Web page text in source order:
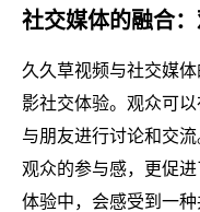
社交媒体的融合
久久草视频与社交媒
影社交体验。观众可
与朋友进行讨论和交
观众的参与感，更促
体验中，会感受到一